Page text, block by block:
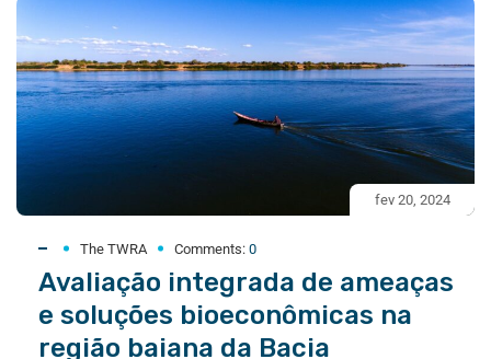
fev 20, 2024
The TWRA Comments: 0
Avaliação integrada de ameaças
e soluções bioeconômicas na
região baiana da Bacia